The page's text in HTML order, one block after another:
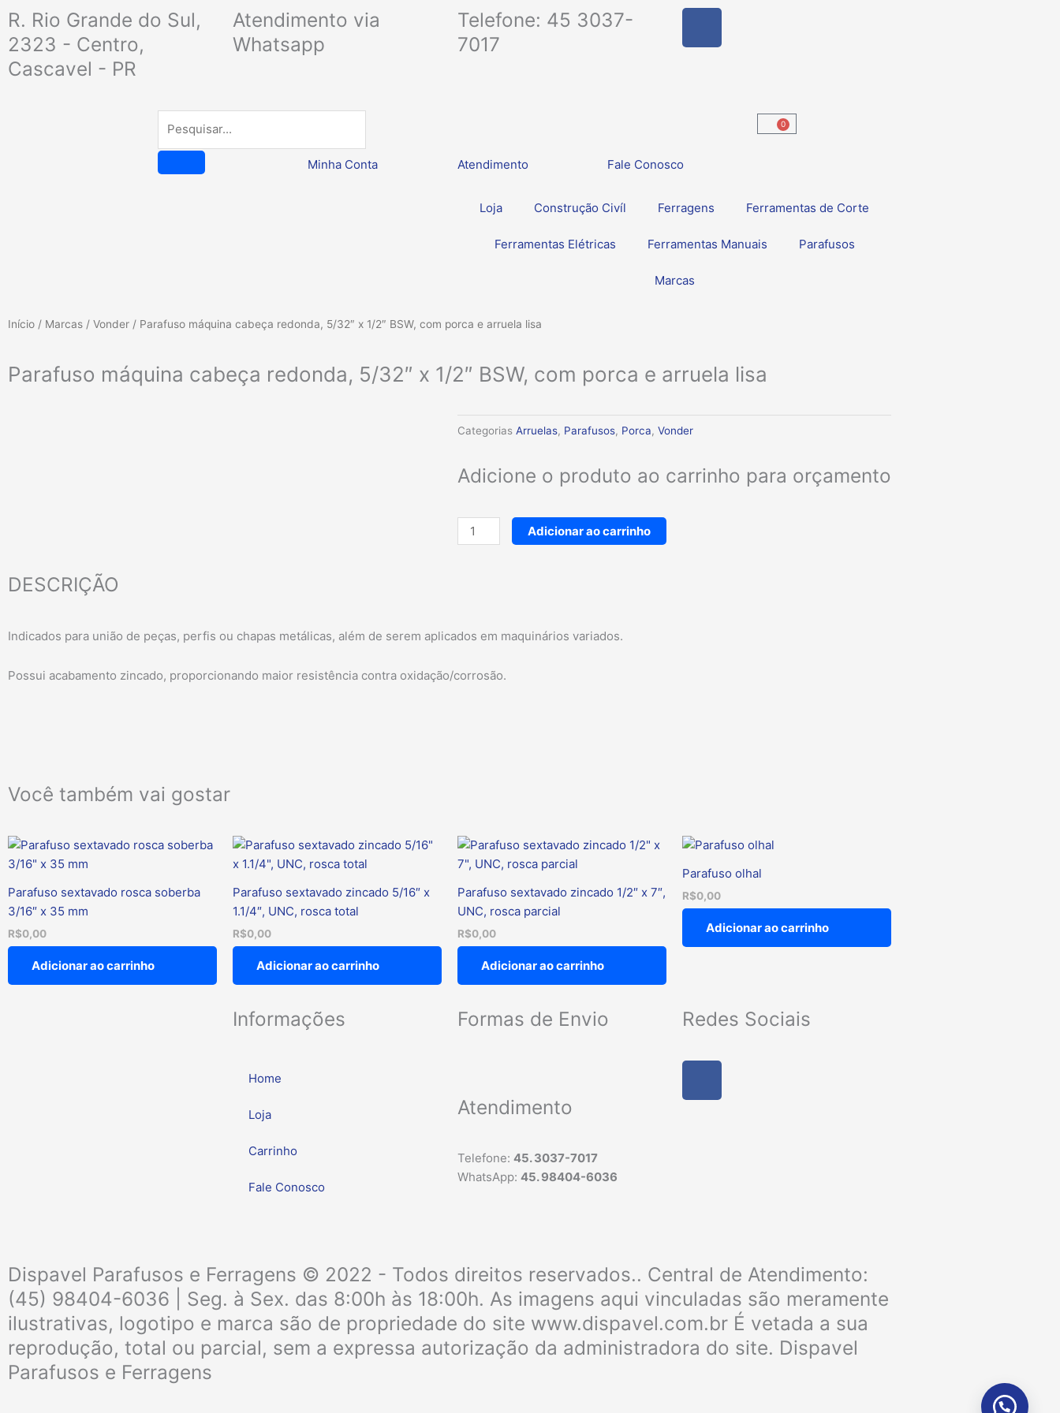
para
conteúdo
R. Rio Grande do Sul,
2323 - Centro,
Cascavel - PR
Atendimento via
Whatsapp
Telefone: 45 3037-
7017
Minha Conta Atendimento Fale Conosco
0
Carrinho
Loja Construção Civíl Ferragens Ferramentas de Corte
Ferramentas Elétricas Ferramentas Manuais Parafusos
Marcas
Início / Marcas / Vonder / Parafuso máquina cabeça redonda, 5/32″ x 1/2″ BSW, com porca e arruela lisa
Parafuso máquina cabeça redonda, 5/32″ x 1/2″ BSW, com porca e arruela lisa
Categorias Arruelas, Parafusos, Porca, Vonder
Adicione o produto ao carrinho para orçamento
Parafuso
máquina
1/2"
com
Adicionar ao carrinho
DESCRIÇÃO
Indicados para união de peças, perfis ou chapas metálicas, além de serem aplicados em maquinários variados.
Possui acabamento zincado, proporcionando maior resistência contra oxidação/corrosão.
Você também vai gostar
Parafuso sextavado rosca soberba
3/16″ x 35 mm
R$0,00
Adicionar ao carrinho
Parafuso sextavado zincado 5/16″ x
1.1/4″, UNC, rosca total
R$0,00
Adicionar ao carrinho
Parafuso sextavado zincado 1/2″ x 7″,
UNC, rosca parcial
R$0,00
Adicionar ao carrinho
Parafuso olhal
R$0,00
Adicionar ao carrinho
Informações
Home
Loja
Carrinho
Fale Conosco
Formas de Envio
Atendimento
Telefone: 45. 3037-7017
WhatsApp: 45. 98404-6036
Redes Sociais
Dispavel Parafusos e Ferragens © 2022 - Todos direitos reservados.. Central de Atendimento:
(45) 98404-6036 | Seg. à Sex. das 8:00h às 18:00h. As imagens aqui vinculadas são meramente
ilustrativas, logotipo e marca são de propriedade do site www.dispavel.com.br É vetada a sua
reprodução, total ou parcial, sem a expressa autorização da administradora do site. Dispavel
Parafusos e Ferragens